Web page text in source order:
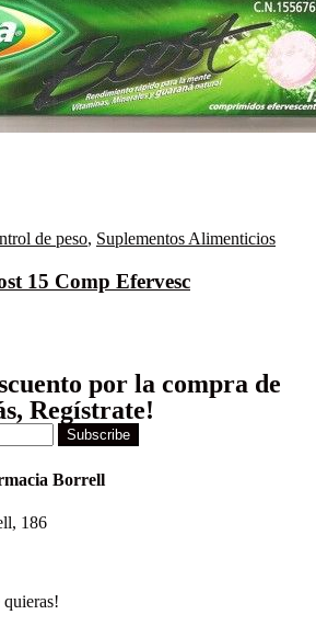
de peso, Suplementos Alimenticios
15 Comp Efervesc
por la compra de
Regístrate!
Subscribe
Borrell
186